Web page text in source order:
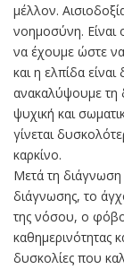
μέλλον.
νοημοσύνη. Είναι
να έχουμε ώστε
και η ελπίδα
ανακαλύψουμε τη
ψυχική και
γίνεται
καρκίνο.
Μετά τη διάγνωση
διάγνωσης, το
της νόσου, ο
καθημερινότητας
δυσκολίες που